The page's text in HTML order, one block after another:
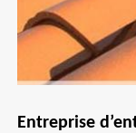
Entreprise